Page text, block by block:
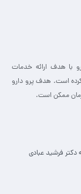
با هدف ارائه خدمات
است. هدف پرو دارو
زمان ممکن است.